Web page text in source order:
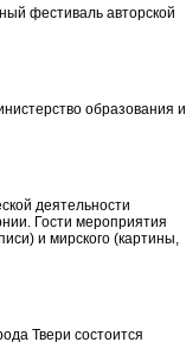
фестиваль авторской
образования и
деятельности
Гости мероприятия
и мирского (картины,
Твери состоится